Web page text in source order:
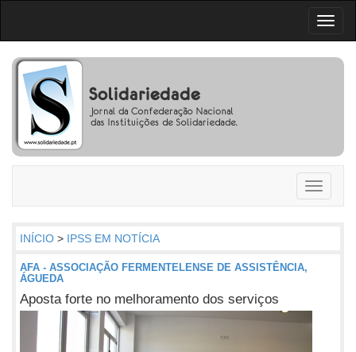
Toggle
INÍCIO > IPSS EM NOTÍCIA
AFA - ASSOCIAÇÃO FERMENTELENSE DE ASSISTÊNCIA,
ÁGUEDA
Aposta forte no melhoramento dos serviços